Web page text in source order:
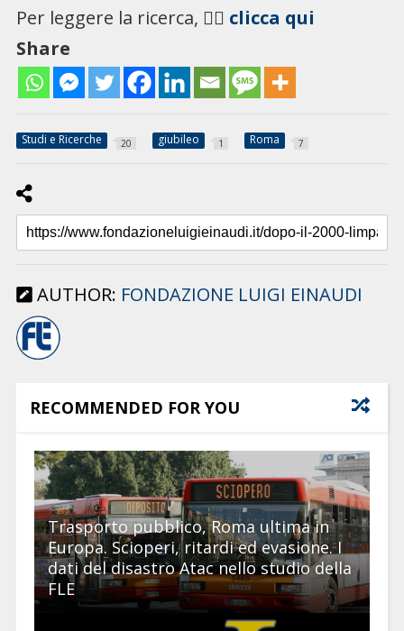
Per leggere la ricerca, 👉🏻 clicca qui
Share
Studi e Ricerche 20 giubileo 1 Roma 7
AUTHOR: FONDAZIONE LUIGI EINAUDI
RECOMMENDED FOR YOU
Trasporto pubblico, Roma ultima in
Europa. Scioperi, ritardi ed evasione. I
dati del disastro Atac nello studio della
FLE